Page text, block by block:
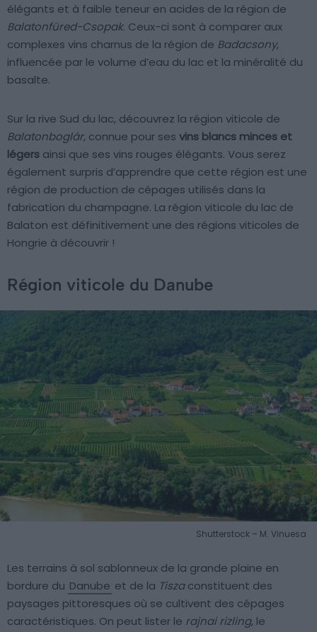
élégants et à faible teneur en acides de la région de
Balatonfüred-Csopak. Ceux-ci sont à comparer aux
complexes vins charnus de la région de Badacsony,
influencée par le volume d’eau du lac et la minéralité du
basalte.
Sur la rive Sud du lac, découvrez la région viticole de
Balatonboglár, connue pour ses vins blancs minces et
légers ainsi que ses vins rouges élégants. Vous serez
également surpris d’apprendre que cette région est une
région de production de cépages utilisés dans la
fabrication du champagne. La région viticole du lac de
Balaton est définitivement une des régions viticoles de
Hongrie à découvrir !
Région viticole du Danube
Shutterstock – M. Vinuesa
Les terrains à sol sablonneux de la grande plaine en
bordure du Danube et de la Tiszaconstituent des
paysages pittoresques où se cultivent des cépages
caractéristiques. On peut lister le rajnai rizling, le